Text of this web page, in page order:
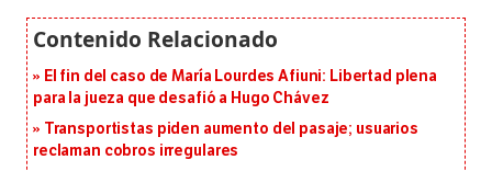
El fin del caso de María Lourdes Afiuni: Libertad plena
para la jueza que desafió a Hugo Chávez
Transportistas piden aumento del pasaje; usuarios
reclaman cobros irregulares